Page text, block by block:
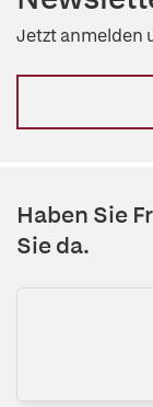
Jetzt anmelden
Haben Sie
Sie da.